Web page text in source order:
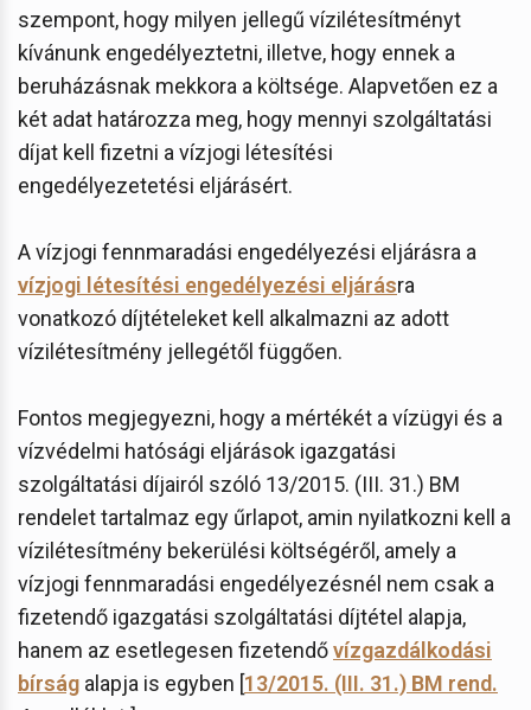
szempont, hogy milyen jellegű vízilétesítményt
kívánunk engedélyeztetni, illetve, hogy ennek a
beruházásnak mekkora a költsége. Alapvetően ez a
két adat határozza meg, hogy mennyi szolgáltatási
díjat kell fizetni a vízjogi létesítési
engedélyezetetési eljárásért.
A vízjogi fennmaradási engedélyezési eljárásra a
vízjogi létesítési engedélyezési eljárásra
vonatkozó díjtételeket kell alkalmazni az adott
vízilétesítmény jellegétől függően.
Fontos megjegyezni, hogy a mértékét a vízügyi és a
vízvédelmi hatósági eljárások igazgatási
szolgáltatási díjairól szóló 13/2015. (III. 31.) BM
rendelet tartalmaz egy űrlapot, amin nyilatkozni kell a
vízilétesítmény bekerülési költségéről, amely a
vízjogi fennmaradási engedélyezésnél nem csak a
fizetendő igazgatási szolgáltatási díjtétel alapja,
hanem az esetlegesen fizetendővízgazdálkodási
bírság alapja is egyben [13/2015. (III. 31.) BM rend.